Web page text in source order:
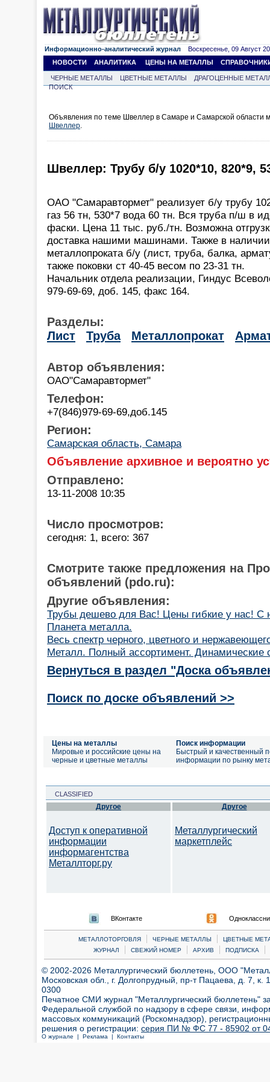
Информационно-аналитический журнал Воскресенье, 09 Август
НОВОСТИ
АНАЛИТИКА ЦЕНЫ НА МЕТАЛЛЫ
ЧЕРНЫЕ МЕТАЛЛЫ ЦВЕТНЫЕ МЕТАЛЛЫ
ДРАГОЦЕННЫЕ
ПОИСК
Объявления по теме Швеллер в Самаре и Самарской области
Швеллер.
Швеллер: Трубу б/у 1020*10, 820*9,
ОАО "Самаравтормет" реализует б/у трубу
газ 56 тн, 530*7 вода 60 тн. Вся труба п/ш в
фаски. Цена 11 тыс. руб./тн. Возможна
доставка нашими машинами. Также в наличии
металлопроката б/у (лист, труба, балка,
также поковки ст 40-45 весом по 23-31 тн.
Начальник отдела реализации, Гиндус
979-69-69, доб. 145, факс 164.
Разделы:
Лист
Труба Металлопрокат
Автор объявления:
ОАО"Самаравтормет"
Телефон:
+7(846)979-69-69,доб.145
Регион:
Самарская область, Самара
Объявление архивное и вероятно
Отправлено:
13-11-2008 10:35
Число просмотров:
сегодня: 1, всего: 367
Смотрите также предложения на
объявлений (pdo.ru):
Другие объявления:
Трубы дешево для Вас! Цены гибкие у нас! С
Планета металла.
Весь спектр черного, цветного и
Металл. Полный ассортимент. Динамические
Вернуться в раздел "Доска
Поиск по доске объявлений >>
Цены на металлы
Мировые и российские цены на
черные и цветные металлы
Поиск информации
Быстрый и качественный
информации по рынку
CLASSIFIED
Другое
Доступ к оперативной
информации
информагентства
Металлторг.ру
Другое
Металлургический
маркетплейс
ВКонтакте
МЕТАЛЛОТОРГОВЛЯ | ЧЕРНЫЕ МЕТАЛЛЫ |
ЦВЕТНЫЕ
ЖУРНАЛ
| СВЕЖИЙ НОМЕР | АРХИВ | ПОДПИСКА |
© 2002-2026 Металлургический бюллетень, ООО
Московская обл., г. Долгопрудный, пр-т Пацаева, д. 7,
0300
Печатное СМИ журнал "Металлургический бюллетень"
Федеральной службой по надзору в сфере связи,
массовых коммуникаций (Роскомнадзор),
решения о регистрации: серия ПИ № ФС 77 - 85902 от 04
О журнале | Реклама | Контакты